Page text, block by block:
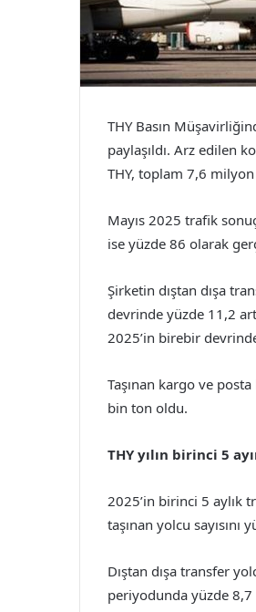
THY Basın
paylaşıldı. Arz edilen
THY, toplam 7,6 milyon
Mayıs 2025 trafik
ise yüzde 86 olarak
Şirketin dıştan dışa
devrinde yüzde 11,2
2025’in birebir
Taşınan kargo ve
bin ton oldu.
THY yılın birinci 5
2025’in birinci 5 aylık
taşınan yolcu
Dıştan dışa transfer
periyodunda yüzde